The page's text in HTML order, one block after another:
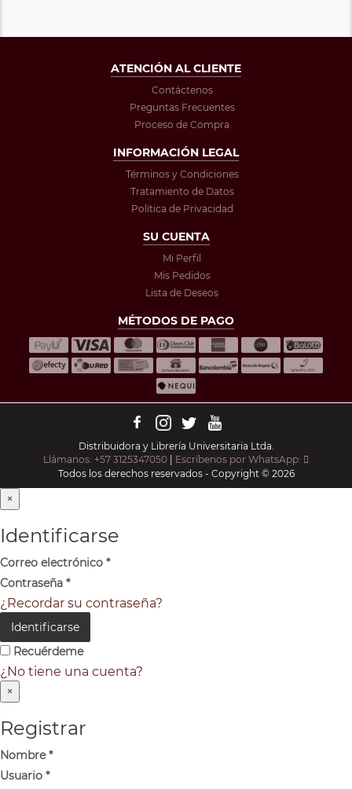
ATENCIÓN AL CLIENTE
Contáctenos
Preguntas Frecuentes
Proceso de Compra
INFORMACIÓN LEGAL
Términos y Condiciones
Tratamiento de Datos
Política de Privacidad
SU CUENTA
Mi Perfil
Mis Pedidos
Lista de Deseos
MÉTODOS DE PAGO
Distribuidora y Librería Universitaria Ltda.
Llámanos: +57 3125347050 | Escríbenos por WhatsApp:
Todos los derechos reservados - Copyright © 2026
×
Identificarse
Correo electrónico *
Contraseña *
¿Recordar su contraseña?
Identificarse
Recuérdeme
¿No tiene una cuenta?
×
Registrar
Nombre*
Usuario *